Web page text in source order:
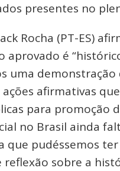
presentes no
Rocha (PT-ES)
é
uma demonstração
afirmativas
para promoção
no Brasil ainda
que pudéssemos
reflexão sobre a